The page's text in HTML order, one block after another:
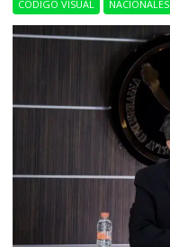
CÓDIGO VISUAL NACIONALES